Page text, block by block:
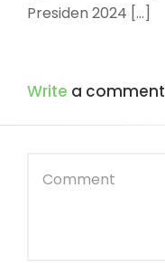
Presiden 2024 […]
Write a comment